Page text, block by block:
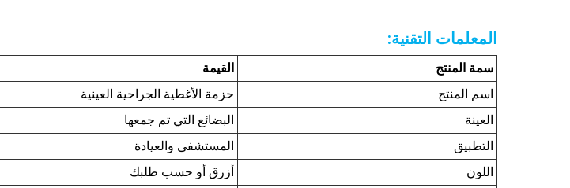
المعلمات التقنية:
سمة المنتج
القيمة
اسم المنتج
حزمة الأغطية الجراحية العينية
العينة
البضائع التي تم جمعها
التطبيق
المستشفى والعيادة
اللون
أزرق أو حسب طلبك